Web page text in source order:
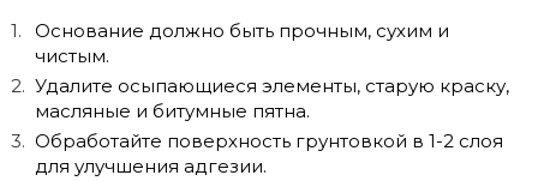
Основание должно быть прочным, сухим и
чистым.
Удалите осыпающиеся элементы, старую краску,
масляные и битумные пятна.
Обработайте поверхность грунтовкой в 1-2 слоя
для улучшения адгезии.